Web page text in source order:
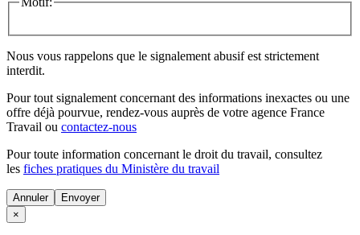
Nous vous rappelons que le signalement abusif est strictement
interdit.
Pour tout signalement concernant des informations inexactes ou une
offre déjà pourvue, rendez-vous auprès de votre agence France
Travail ou contactez-nous
Pour toute information concernant le droit du travail, consultez
les fiches pratiques du Ministère du travail
Annuler
×